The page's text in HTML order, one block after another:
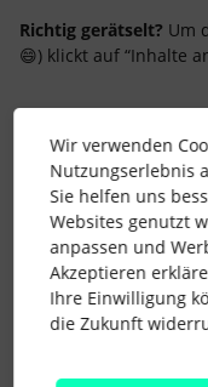
Richtig gerätselt? Um
😄) klickt auf “Inhalte
Lena & das
#Community
8 Menschen
Wir verwenden
Nutzungserlebnis
Sie helfen uns
Websites genutzt
anpassen und
Akzeptieren
Ihre Einwilligung
die Zukunft